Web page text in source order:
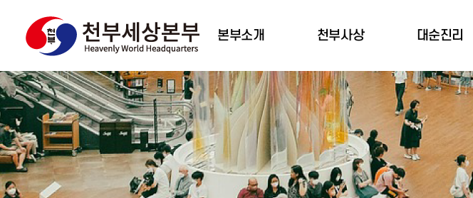
본부소개
대표 인사말
조직도
주요사업
천부세상비전
천부사상
천부사상 소개
천부경 소개
천부경 역사
태극기와 천부경
대순진리
대순진리역사
3대 기본사업
3대 중요사업
전국도장소개